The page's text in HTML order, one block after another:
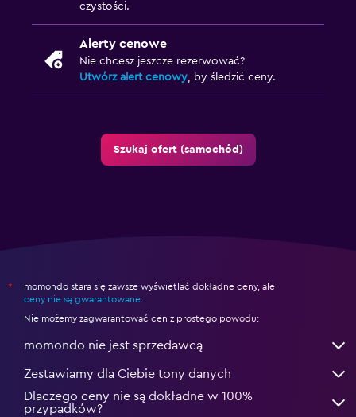
czystości.
Alerty cenowe
Nie chcesz jeszcze rezerwować?
Utwórz alert cenowy, by śledzić ceny.
Szukaj ofert (samochód)
*
momondo stara się zawsze wyświetlać dokładne ceny, ale
ceny nie są gwarantowane.
Nie możemy zagwarantować cen z prostego powodu:
momondo nie jest sprzedawcą
Zestawiamy dla Ciebie tony danych
Dlaczego ceny nie są dokładne w 100%
przypadków?